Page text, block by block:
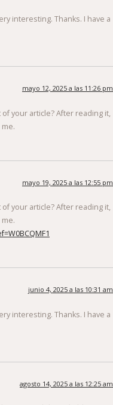
interesting. Thanks. I have a
mayo 12, 2025 a las 11:26 pm
your article? After reading it,
mayo 19, 2025 a las 12:55 pm
your article? After reading it,
junio 4, 2025 a las 10:31 am
interesting. Thanks. I have a
agosto 14, 2025 a las 12:25 am